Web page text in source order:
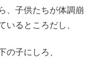
、子供たちが体調崩
いるところだし、
の子にしろ、